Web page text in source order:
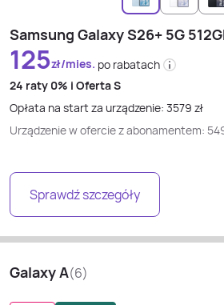
Samsung Galaxy S26+ 5G
125zł/mies. po rabatach
24 raty 0% i Oferta S
Opłata na start za urządzenie: 3579 zł
Urządzenie w ofercie z abonamentem:
Sprawdź szczegóły
Galaxy A(6)